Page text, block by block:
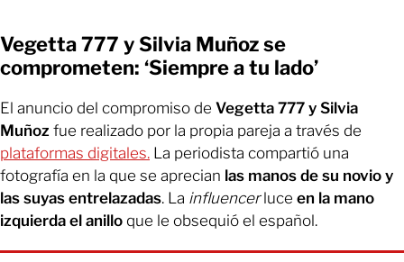
Vegetta 777 y Silvia Muñoz se
comprometen: ‘Siempre a tu lado’
El anuncio del compromiso de Vegetta 777 y Silvia
Muñoz fue realizado por la propia pareja a través de
plataformas digitales. La periodista compartió una
fotografía en la que se aprecian las manos de su novio y
las suyas entrelazadas. La influencerluce en la mano
izquierda el anillo que le obsequió el español.